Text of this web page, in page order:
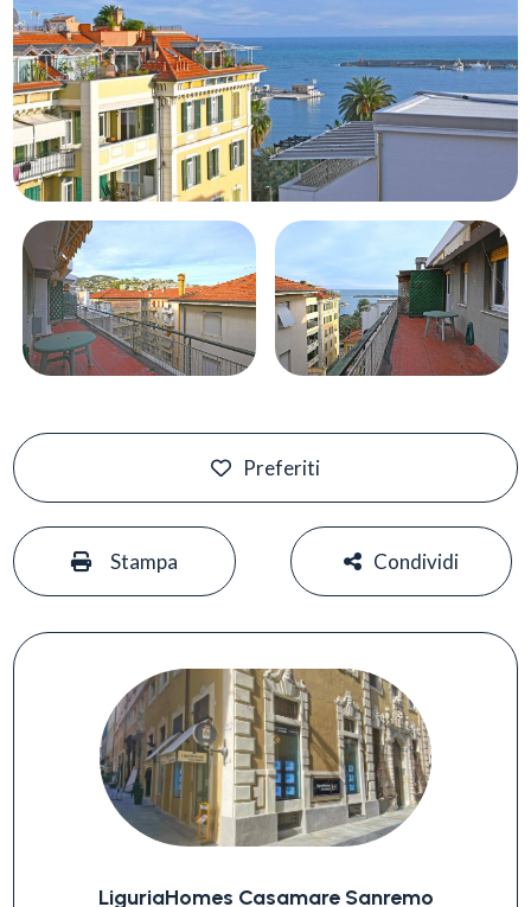
Preferiti
Stampa Condividi
LiguriaHomes Casamare Sanremo